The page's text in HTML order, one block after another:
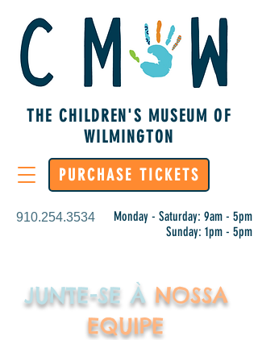
THE CHILDREN'S MUSEUM OF
WILMINGTON
910.254.3534
Monday - Saturday: 9am - 5pm
Sunday: 1pm - 5pm
PURCHASE TICKETS
JUNTE-SE À NOSSA
EQUIPE